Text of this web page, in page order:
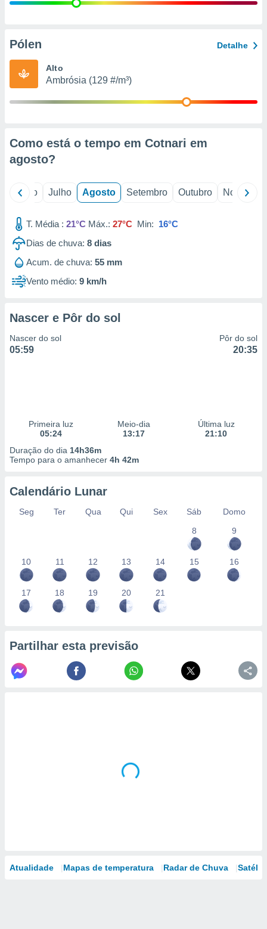
e
de
Pólen Detalhe
Alto
Ambrósia (129 #/m³)
Como está o tempo em Cotnari em
agosto?
Junho Julho Agosto Setembro Outubro Novembro
T. Média : 21°C Máx.: 27°C Min: 16°C
Dias de chuva: 8 dias
Acum. de chuva: 55 mm
Vento médio: 9 km/h
Nascer e Pôr do sol
Nascer do sol
05:59
Pôr do sol
20:35
Primeira luz
05:24
Meio-dia
13:17
Última luz
21:10
Duração do dia 14h36m
Tempo para o amanhecer 4h 42m
Calendário Lunar
Seg Ter Qua Qui Sex Sáb
Domo
8
9
10 11 12 13 14 15 16
17 18 19 20 21
Partilhar esta previsão
Atualidade Mapas de temperatura Radar de Chuva